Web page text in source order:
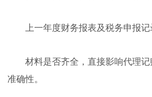
上一年度财务报表及税务申报记
材料是否齐全，直接影响代理
准确性。